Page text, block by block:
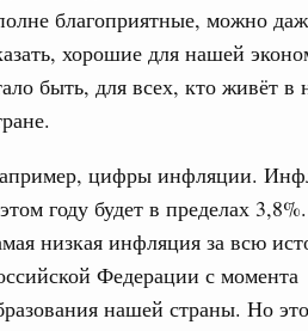
благоприятные, можно
хорошие для нашей
быть, для всех, кто живёт в
цифры инфляции.
году будет в пределах
низкая инфляция за всю
Федерации с момента
нашей страны. Но
принял участие во
Жапарова с главами
Евразийского
совета
Вчера
вопросы промышленной политики
заседание